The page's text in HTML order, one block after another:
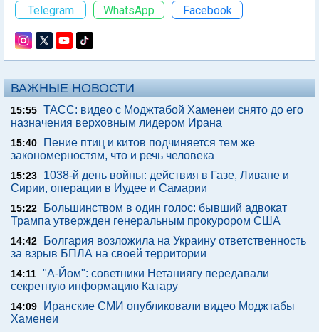
Telegram
WhatsApp Facebook
ВАЖНЫЕ НОВОСТИ
15:55 ТАСС: видео с Моджтабой Хаменеи снято до его
назначения верховным лидером Ирана
15:40
Пение птиц и китов подчиняется тем же
закономерностям, что и речь человека
15:23
1038-й день войны: действия в Газе, Ливане и
Сирии, операции в Иудее и Самарии
15:22
Большинством в один голос: бывший адвокат
Трампа утвержден генеральным прокурором США
14:42
Болгария возложила на Украину ответственность
за взрыв БПЛА на своей территории
14:11 "А-Йом": советники Нетаниягу передавали
секретную информацию Катару
14:09
Иранские СМИ опубликовали видео Моджтабы
Хаменеи